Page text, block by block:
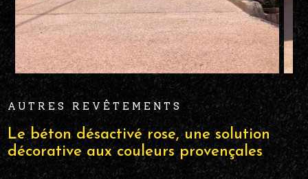
AUTRES REVÊTEMENTS
Le béton désactivé rose, une solution
décorative aux couleurs provençales